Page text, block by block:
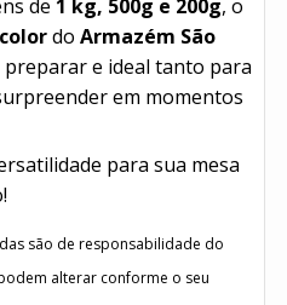
de 1 kg, 500g e 200g, o
do Armazém São
e ideal tanto para
em momentos
para sua mesa
são de responsabilidade do
alterar conforme o seu